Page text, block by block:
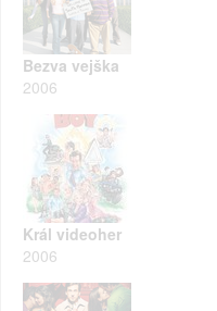
Bezva vejška
2006
Král videoher
2006